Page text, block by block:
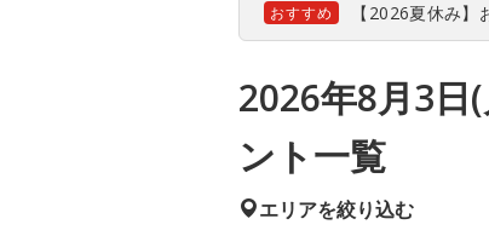
おすすめ 【2026夏休み
2026年8月3日
ント一覧
エリアを絞り込む